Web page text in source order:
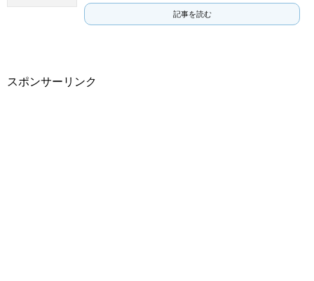
記事を読む
スポンサーリンク